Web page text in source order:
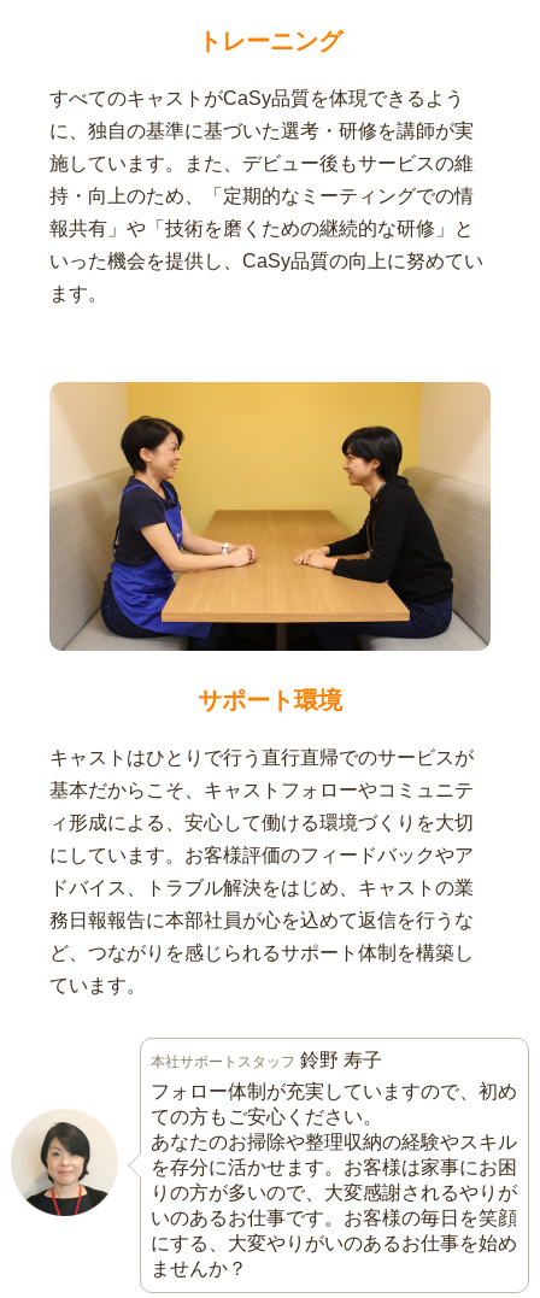
トレーニング
すべてのキャストがCaSy品質を体現できるよう
に、独自の基準に基づいた選考・研修を講師が実
施しています。また、デビュー後もサービスの維
持・向上のため、「定期的なミーティングでの情
報共有」や「技術を磨くための継続的な研修」と
いった機会を提供し、CaSy品質の向上に努めてい
ます。
サポート環境
キャストはひとりで行う直行直帰でのサービスが
基本だからこそ、キャストフォローやコミュニテ
ィ形成による、安心して働ける環境づくりを大切
にしています。お客様評価のフィードバックやア
ドバイス、トラブル解決をはじめ、キャストの業
務日報報告に本部社員が心を込めて返信を行うな
ど、つながりを感じられるサポート体制を構築し
ています。
本社サポートスタッフ 鈴野 寿子
フォロー体制が充実していますので、初め
ての方もご安心ください。
あなたのお掃除や整理収納の経験やスキル
を存分に活かせます。お客様は家事にお困
りの方が多いので、大変感謝されるやりが
いのあるお仕事です。お客様の毎日を笑顔
にする、大変やりがいのあるお仕事を始め
ませんか？